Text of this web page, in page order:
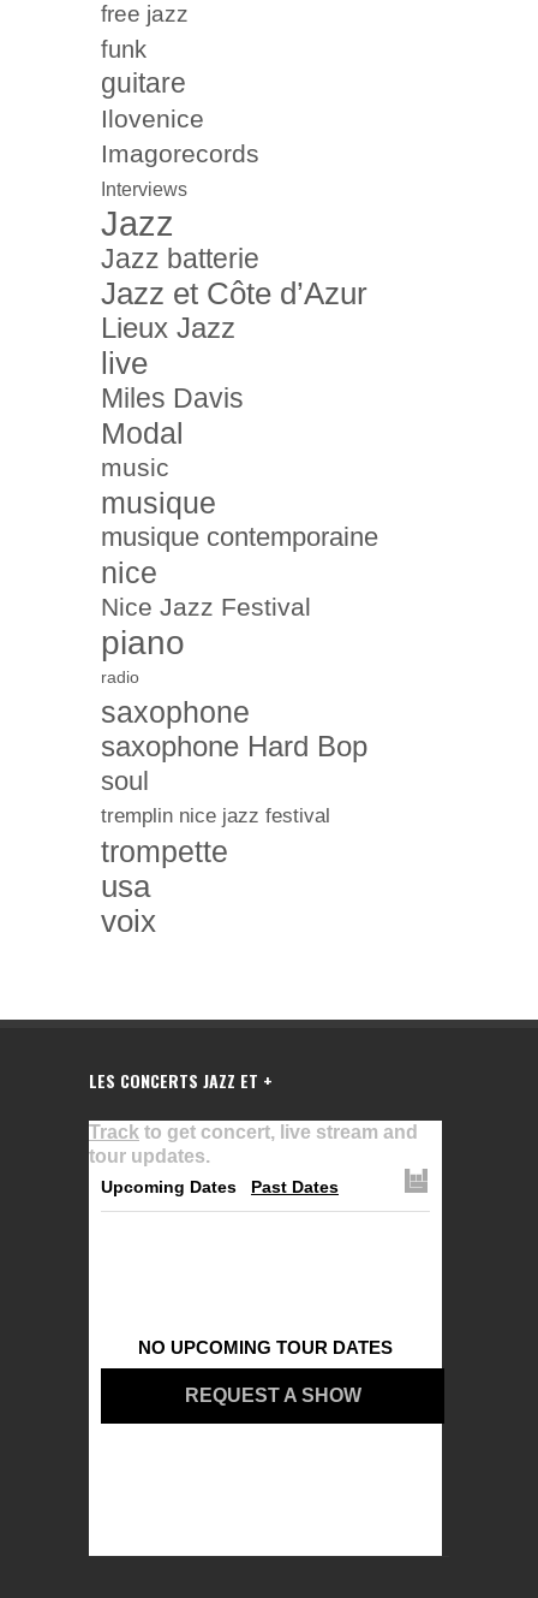
free jazz
funk
guitare
Ilovenice
Imagorecords
Interviews
Jazz
Jazz batterie
Jazz et Côte d’Azur
Lieux Jazz
live
Miles Davis
Modal
music
musique
musique contemporaine
nice
Nice Jazz Festival
piano
radio
saxophone
saxophone Hard Bop
soul
tremplin nice jazz festival
trompette
usa
voix
LES CONCERTS JAZZ ET +
Track to get concert, live stream and
tour updates.
Upcoming Dates Past Dates
NO UPCOMING TOUR DATES
REQUEST A SHOW